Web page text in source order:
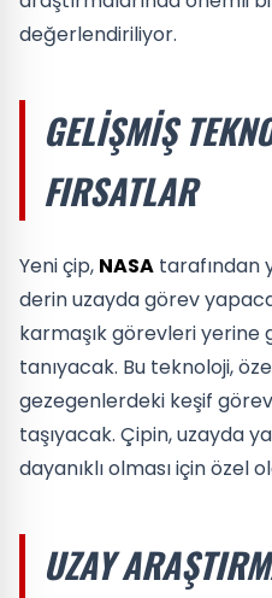
değerlendiriliyor.
GELIŞMIŞ
FIRSATLAR
Yeni çip, NASA tarafından
derin uzayda görev
karmaşık görevleri yerine
tanıyacak. Bu teknoloji,
gezegenlerdeki keşif
taşıyacak. Çipin, uzayda
dayanıklı olması için özel
UZAY